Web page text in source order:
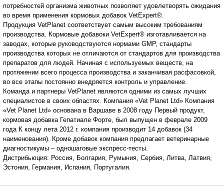
потребностей организма животных позволяет удовлетворять ожидания
во время применения кормовых добавок VetExpert®.
Продукция VetPlanet соответствует самым высоким требованиям
производства. Кормовые добавоки VetExpert® изготавливается на
заводах, которые руководствуются нормами GMP, стандарты
производства которых не отличаются от стандартов для производства
препаратов для людей. Начиная с используемых веществ, на
протяжении всего процесса производства и заканчивая расфасовкой,
во все этапы постоянно внедряется контроль и управление.
Команда и партнеры VetPlanet являются одними из самых лучших
специалистов в своих областях. Компания «Vet Planet Ltd» Компания
«Vet Planet Ltd» основана в Варшаве в 2008 году Первый продукт,
кормовая добавка Гепатиале Форте, был выпущен в феврале 2009
года К концу лета 2012 г. компания производит 14 добавок (34
наименования). Кроме добавок компания предлагает ветеринарные
диагностикумы – одношаговые экспресс-тесты.
Дистрибьюция: Россия, Болгария, Румыния, Сербия, Литва, Латвия,
Эстония, Германия, Испания, Португалия.